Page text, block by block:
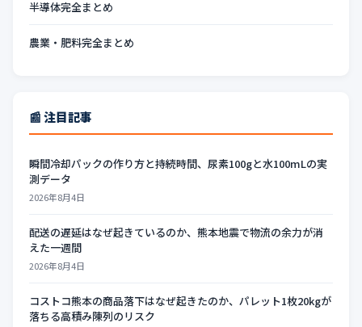
半導体完全まとめ
農業・肥料完全まとめ
📰 注目記事
瞬間冷却パックの作り方と持続時間、尿素100gと水100mLの実
測データ
2026年8月4日
配送の遅延はなぜ起きているのか、熊本地震で物流の余力が消
えた一週間
2026年8月4日
コストコ熊本の商品落下はなぜ起きたのか、パレット1枚20kgが
落ちる高積み陳列のリスク